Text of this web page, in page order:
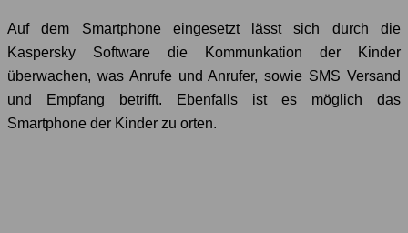
Auf dem Smartphone eingesetzt lässt sich durch die
Kaspersky Software die Kommunkation der Kinder
überwachen, was Anrufe und Anrufer, sowie SMS Versand
und Empfang betrifft. Ebenfalls ist es möglich das
Smartphone der Kinder zu orten.